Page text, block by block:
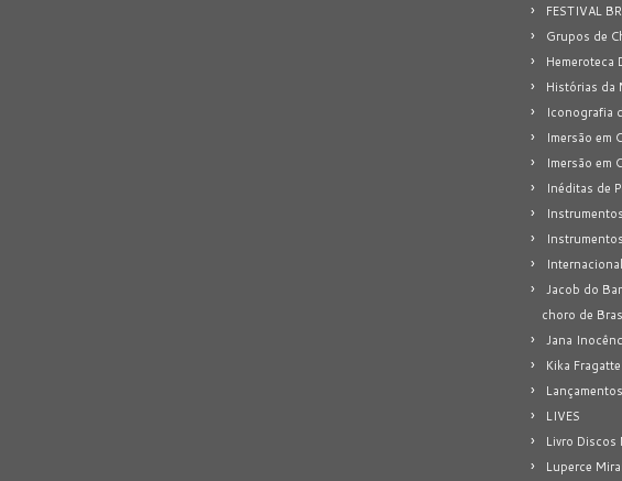
FESTIVAL
Grupos de
Hemeroteca
Histórias da
Iconografia
Imersão em
Imersão em
Inéditas de
Instrumentos
Internacional
Jacob do
choro de
Jana
Kika Fragatte
Lançamentos
LIVES
Livro Discos
Luperce